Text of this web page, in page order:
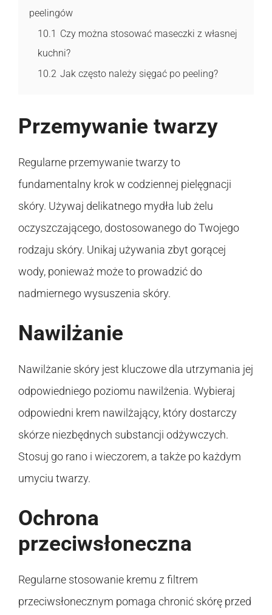
peelingów
10.1 Czy można stosować maseczki z własnej
kuchni?
10.2 Jak często należy sięgać po peeling?
Przemywanie twarzy
Regularne przemywanie twarzy to
fundamentalny krok w codziennej pielęgnacji
skóry. Używaj delikatnego mydła lub żelu
oczyszczającego, dostosowanego do Twojego
rodzaju skóry. Unikaj używania zbyt gorącej
wody, ponieważ może to prowadzić do
nadmiernego wysuszenia skóry.
Nawilżanie
Nawilżanie skóry jest kluczowe dla utrzymania jej
odpowiedniego poziomu nawilżenia. Wybieraj
odpowiedni krem nawilżający, który dostarczy
skórze niezbędnych substancji odżywczych.
Stosuj go rano i wieczorem, a także po każdym
umyciu twarzy.
Ochrona
przeciwsłoneczna
Regularne stosowanie kremu z filtrem
przeciwsłonecznym pomaga chronić skórę przed